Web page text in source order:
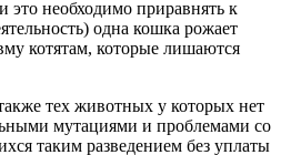
это необходимо приравнять к
одна кошка рожает
котятам, которые лишаются
тех животных у которых нет
мутациями и проблемами со
таким разведением без уплаты